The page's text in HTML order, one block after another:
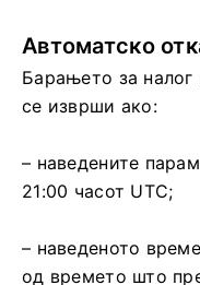
Автоматско
Барањето за
се изврши ако:
– наведените
21:00 часот UTC;
– наведеното
од времето што